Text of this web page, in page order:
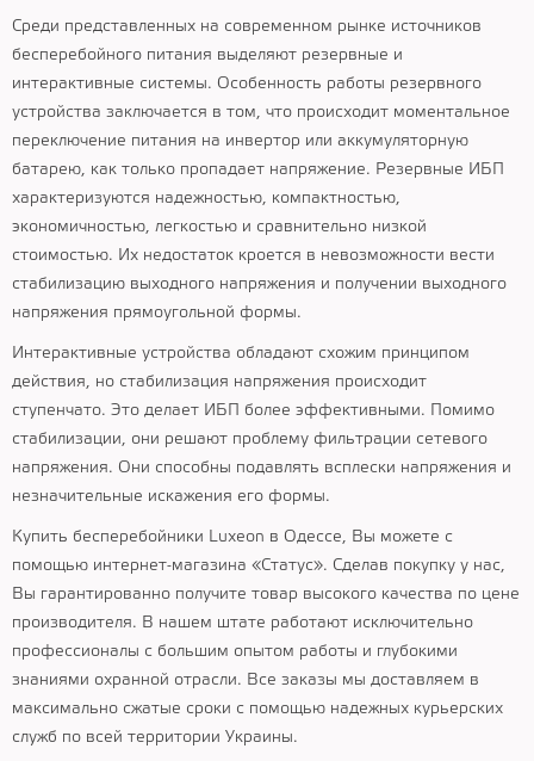
Среди представленных на современном рынке источников
бесперебойного питания выделяют резервные и
интерактивные системы. Особенность работы резервного
устройства заключается в том, что происходит моментальное
переключение питания на инвертор или аккумуляторную
батарею, как только пропадает напряжение. Резервные ИБП
характеризуются надежностью, компактностью,
экономичностью, легкостью и сравнительно низкой
стоимостью. Их недостаток кроется в невозможности вести
стабилизацию выходного напряжения и получении выходного
напряжения прямоугольной формы.
Интерактивные устройства обладают схожим принципом
действия, но стабилизация напряжения происходит
ступенчато. Это делает ИБП более эффективными. Помимо
стабилизации, они решают проблему фильтрации сетевого
напряжения. Они способны подавлять всплески напряжения и
незначительные искажения его формы.
Купить бесперебойники Luxeon в Одессе, Вы можете с
помощью интернет-магазина «Статус». Сделав покупку у нас,
Вы гарантированно получите товар высокого качества по цене
производителя. В нашем штате работают исключительно
профессионалы с большим опытом работы и глубокими
знаниями охранной отрасли. Все заказы мы доставляем в
максимально сжатые сроки с помощью надежных курьерских
служб по всей территории Украины.